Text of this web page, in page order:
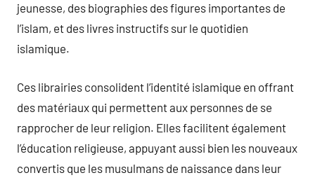
jeunesse, des biographies des figures importantes de
l’islam, et des livres instructifs sur le quotidien
islamique.
Ces librairies consolident l’identité islamique en offrant
des matériaux qui permettent aux personnes de se
rapprocher de leur religion. Elles facilitent également
l’éducation religieuse, appuyant aussi bien les nouveaux
convertis que les musulmans de naissance dans leur